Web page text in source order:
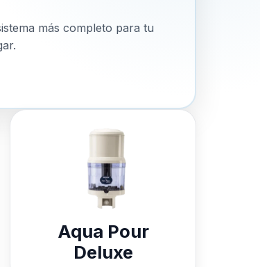
más completo para tu
Aqua Pour
Deluxe